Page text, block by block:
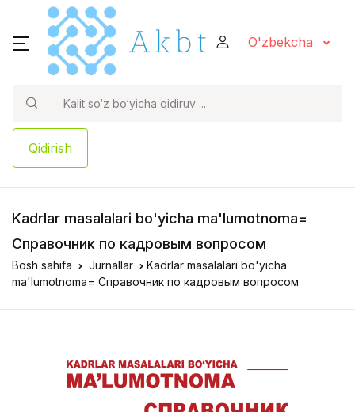
O'zbekcha
Qidirish
Kadrlar masalalari bo'yicha ma'lumotnoma=
Справочник по кадровым вопросом
Bosh sahifa Jurnallar
Kadrlar masalalari bo'yicha
ma'lumotnoma= Справочник по кадровым вопросом